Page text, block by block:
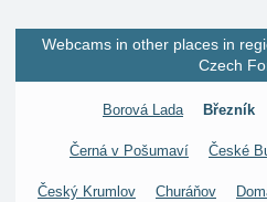
Webcams in other places in
Czech
Borová Lada Březník
Černá v Pošumaví České
Český Krumlov Churáňov